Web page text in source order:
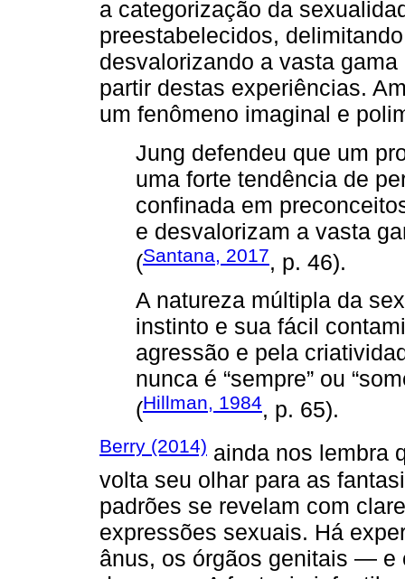
a categorização da
preestabelecidos,
desvalorizando a vasta
partir destas experiências.
um fenômeno imaginal e
Jung defendeu que um
uma forte tendência de
confinada em
e desvalorizam a vasta
(Santana, 2017, p. 46).
A natureza múltipla da
instinto e sua fácil
agressão e pela
nunca é “sempre” ou
(Hillman, 1984, p. 65).
Berry (2014) ainda nos lembra
volta seu olhar para as
padrões se revelam com
expressões sexuais. Há
ânus, os órgãos genitais — e